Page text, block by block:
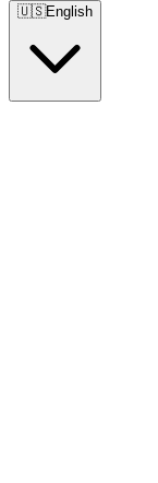
🇺🇸English